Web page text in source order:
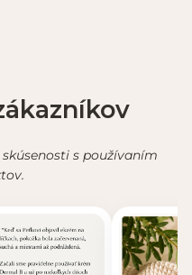
s používaním